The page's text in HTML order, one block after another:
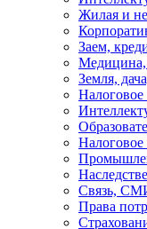
Жилая и
Заем,
Медицина,
Земля,
Налоговое
Налоговое
Связь,
Права